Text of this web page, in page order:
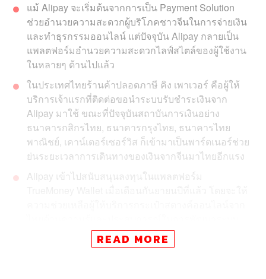
แม้ Alipay จะเริ่มต้นจากการเป็น Payment Solution
ช่วยอำนวยความสะดวกผู้บริโภคชาวจีนในการจ่ายเงิน
และทำธุรกรรมออนไลน์ แต่ปัจจุบัน Alipay กลายเป็น
แพลตฟอร์มอำนวยความสะดวกไลฟ์สไตล์ของผู้ใช้งาน
ในหลายๆ ด้านไปแล้ว
ในประเทศไทยร้านค้าปลอดภาษี คิง เพาเวอร์ คือผู้ให้
บริการเจ้าแรกที่ติดต่อขอนำระบบรับชำระเงินจาก
Alipay มาใช้ ขณะที่ปัจจุบันสถาบันการเงินอย่าง
ธนาคารกสิกรไทย, ธนาคารกรุงไทย, ธนาคารไทย
พาณิชย์, เคาน์เตอร์เซอร์วิส ก็เข้ามาเป็นพาร์ตเนอร์ช่วย
ย่นระยะเวลาการเดินทางของเงินจากจีนมาไทยอีกแรง
Alipay เข้าไปสนับสนุนลงทุนในแพลตฟอร์ม
14 ปีที่แล้ว ‘Alipay’ ถือกำเนิดขึ้นมาเพื่อเป็น Payment
READ MORE